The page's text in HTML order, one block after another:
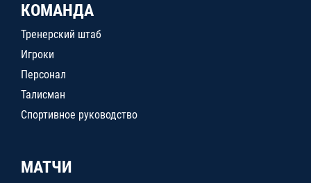
КОМАНДА
Тренерский штаб
Игроки
Персонал
Талисман
Спортивное руководство
МАТЧИ